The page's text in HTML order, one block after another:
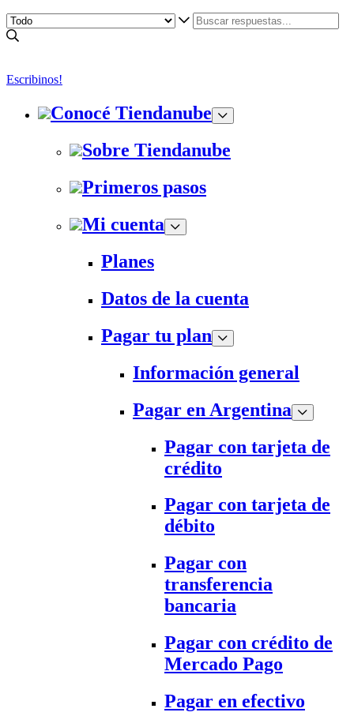
Escribinos!
Conocé Tiendanube
Sobre Tiendanube
Primeros pasos
Mi cuenta
Planes
Datos de la cuenta
Pagar tu plan
Información general
Pagar en Argentina
Pagar con tarjeta de
crédito
Pagar con tarjeta de
débito
Pagar con
transferencia
bancaria
Pagar con crédito de
Mercado Pago
Pagar en efectivo